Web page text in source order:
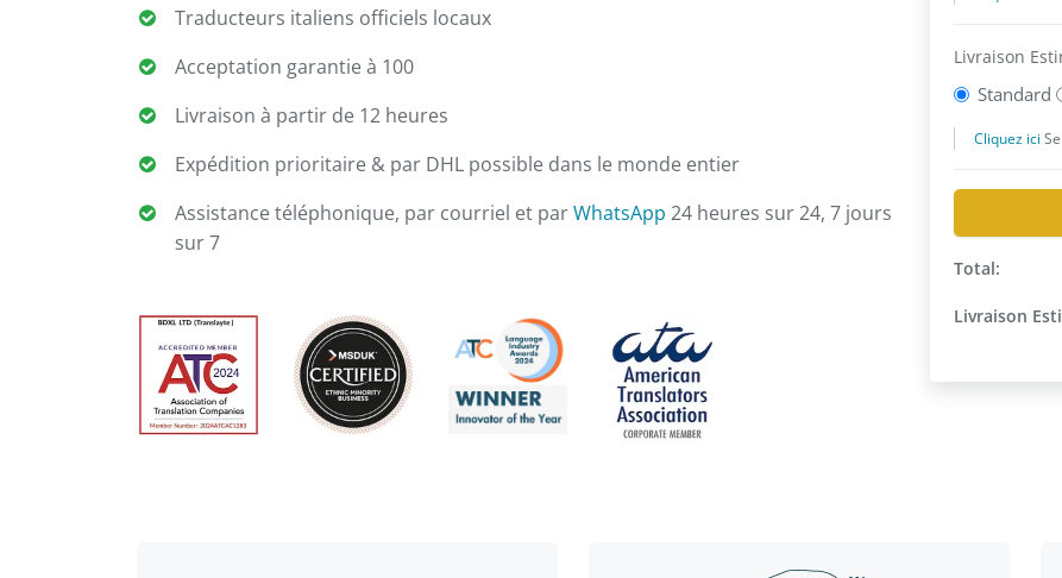
Traducteurs italiens officiels locaux
Acceptation garantie à 100
Livraison à partir de 12 heures
Expédition prioritaire & par DHL possible dans le monde entier
Assistance téléphonique, par courriel et parWhatsApp 24 heures sur 24, 7 jours
sur 7